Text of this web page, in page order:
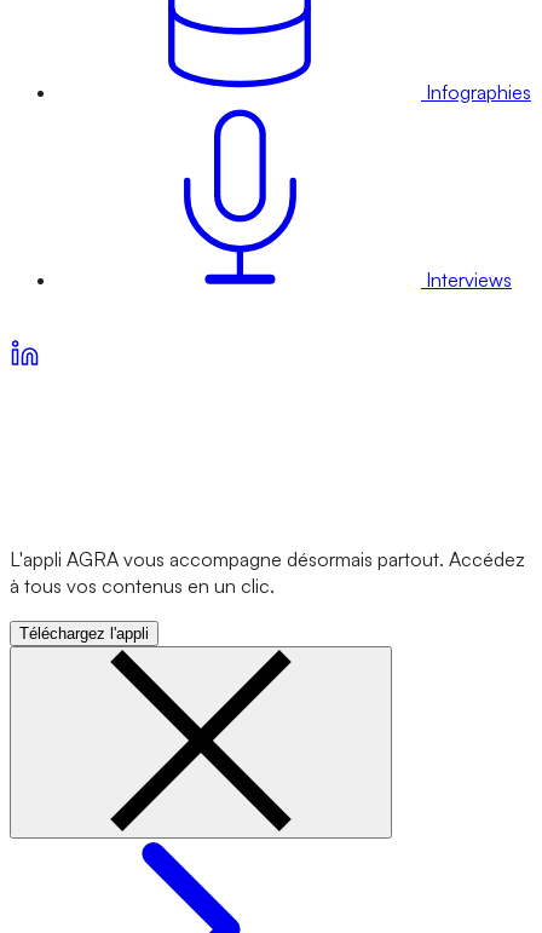
Infographies
Interviews
L'appli AGRA vous accompagne désormais partout. Accédez
à tous vos contenus en un clic.
Téléchargez l'appli